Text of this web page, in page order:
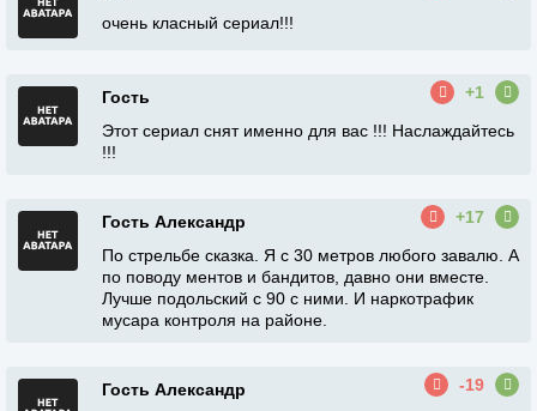
очень класный сериал!!!
Гость
+1
Этот сериал снят именно для вас !!! Наслаждайтесь
!!!
Гость Александр
+17
По стрельбе сказка. Я с 30 метров любого завалю. А
по поводу ментов и бандитов, давно они вместе.
Лучше подольский с 90 с ними. И наркотрафик
мусара контроля на районе.
Гость Александр
-19